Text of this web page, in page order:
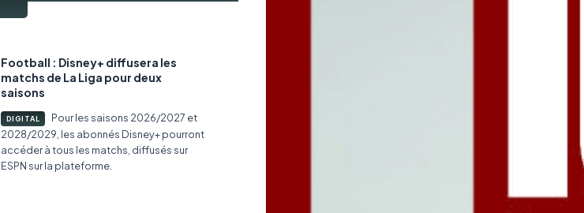
Football : Disney+ diffusera les
matchs de La Liga pour deux
saisons
DIGITAL
Pour les saisons 2026/2027 et
2028/2029, les abonnés Disney+ pourront
accéder à tous les matchs, diffusés sur
ESPN sur la plateforme.